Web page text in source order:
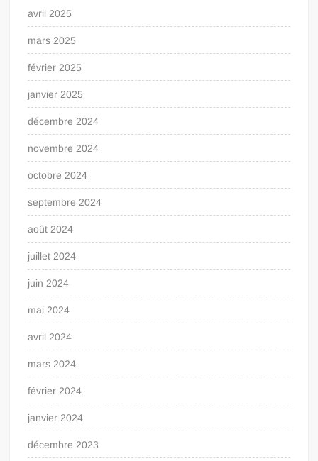
avril 2025
mars 2025
février 2025
janvier 2025
décembre 2024
novembre 2024
octobre 2024
septembre 2024
août 2024
juillet 2024
juin 2024
mai 2024
avril 2024
mars 2024
février 2024
janvier 2024
décembre 2023